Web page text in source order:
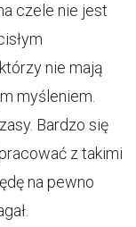
czele nie jest
nie mają
myśleniem.
Bardzo się
z takimi
na pewno